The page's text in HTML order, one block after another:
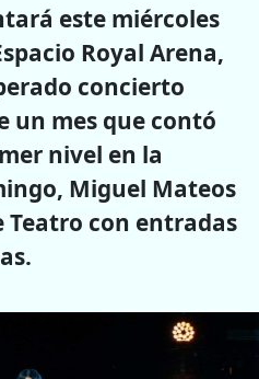
este miércoles
Royal Arena,
concierto
un mes que contó
nivel en la
Miguel Mateos
Teatro con entradas